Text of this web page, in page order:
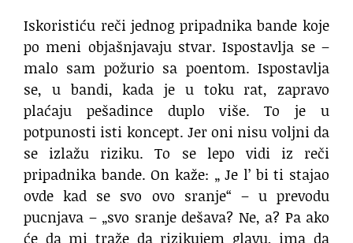
Iskoristiću reči jednog pripadnika bande koje
po meni objašnjavaju stvar. Ispostavlja se –
malo sam požurio sa poentom. Ispostavlja
se, u bandi, kada je u toku rat, zapravo
plaćaju pešadince duplo više. To je u
potpunosti isti koncept. Jer oni nisu voljni da
se izlažu riziku. To se lepo vidi iz reči
pripadnika bande. On kaže: „ Je l’ bi ti stajao
ovde kad se svo ovo sranje“ – u prevodu
pucnjava – „svo sranje dešava? Ne, a? Pa ako
će da mi traže da rizikujem glavu, ima da